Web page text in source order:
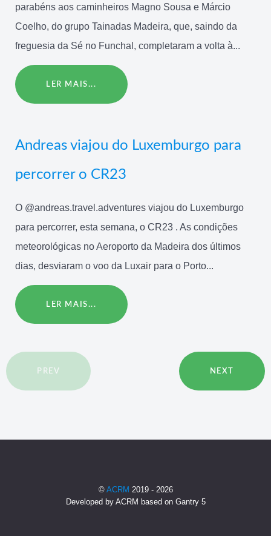
parabéns aos caminheiros Magno Sousa e Márcio
Coelho, do grupo Tainadas Madeira, que, saindo da
freguesia da Sé no Funchal, completaram a volta à...
LER MAIS...
Andreas viajou do Luxemburgo para
percorrer o CR23
O @andreas.travel.adventures viajou do Luxemburgo
para percorrer, esta semana, o CR23 . As condições
meteorológicas no Aeroporto da Madeira dos últimos
dias, desviaram o voo da Luxair para o Porto...
LER MAIS...
PREV NEXT
© ACRM 2019 - 2026
Developed by ACRM based on Gantry 5